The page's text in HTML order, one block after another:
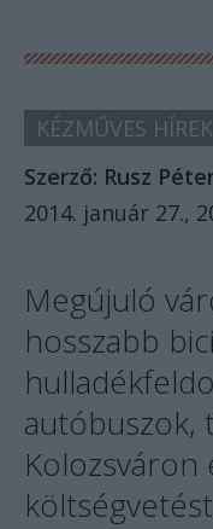
KÉZMŰVES HÍREK
Szerző: Rusz
2014. január 27.,
Megújuló
hosszabb
autóbuszok,
Kolozsváron